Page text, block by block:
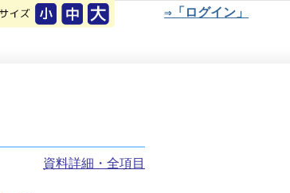
⇒「ログイン」
資料詳細・全項目